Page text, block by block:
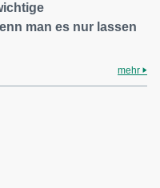
man es nur lassen
mehr